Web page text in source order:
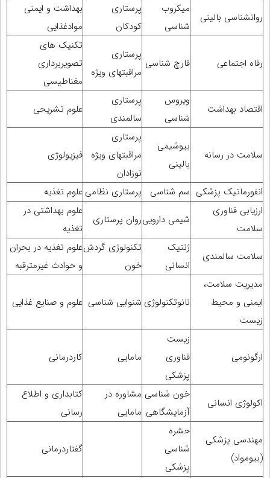
روانشناسی بالینی
میکروب
شناسی
پرستاری
کودکان
بهداشت و ایمنی
موادغذایی
رفاه اجتماعی قارچ شناسی
پرستاری
مراقبتهای ویژه
تکنیک های
تصویربرداری
مغناطیسی
اقتصاد بهداشت
ویروس
شناسی
پرستاری
سالمندی
علوم تشریحی
سلامت در رسانه
بیوشیمی
بالینی
پرستاری
مراقبتهای ویژه
نوزادان
فیزیولوژی
انفورماتیک پزشکی سم شناسی پرستاری نظامی علوم تغذیه
ارزیابی فناوری
سلامت
شیمی داروییروان پرستاری
علوم بهداشتی در
تغذیه
سلامت سالمندی
ژنتیک
انسانی
تکنولوژی گردش
خون
علوم تغذیه در بحران
و حوادث غیرمترقبه
مدیریت سلامت،
ایمنی و محیط
زیست
نانوتکنولوژی شنوایی شناسی علوم و صنایع غذایی
ارگونومی
زیست
فناوری
پزشکی
مامایی کاردرمانی
اکولوژی انسانی
خون شناسی
آزمایشگاهی
مشاوره در
مامایی
کتابداری و اطلاع
رسانی
مهندسی پزشکی
(بیومواد)
حشره
شناسی
پزشکی
گفتاردرمانی